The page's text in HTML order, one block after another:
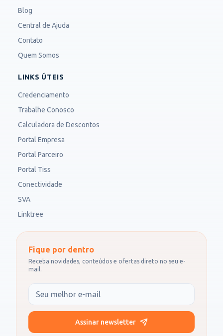
Blog
Central de Ajuda
Contato
Quem Somos
LINKS ÚTEIS
Credenciamento
Trabalhe Conosco
Calculadora de Descontos
Portal Empresa
Portal Parceiro
Portal Tiss
Conectividade
SVA
Linktree
Fique por dentro
Receba novidades, conteúdos e ofertas direto no seu e-
mail.
Assinar newsletter